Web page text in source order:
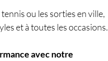
ou les sorties en ville,
et à toutes les occasions.
avec notre